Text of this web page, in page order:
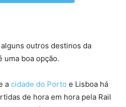
outros destinos da
uma boa opção.
a cidade do Porto e Lisboa há
de hora em hora pela Rail